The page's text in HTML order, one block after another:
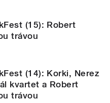
(15): Robert
trávou
(14): Korki, Nerez
kvartet a Robert
trávou